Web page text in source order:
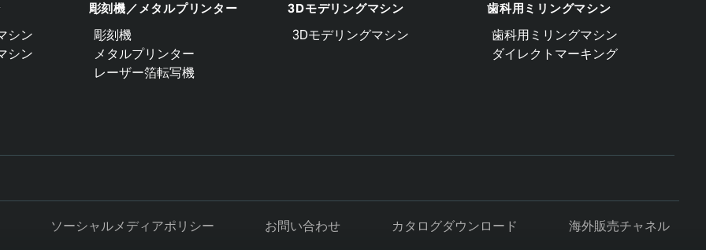
シン
シン
彫刻機／メタルプリンター
彫刻機
メタルプリンター
レーザー箔転写機
3Dモデリングマシン
3Dモデリングマシン
歯科用ミリングマシン
歯科用ミリングマシン
ダイレクトマーキング
ソーシャルメディアポリシー お問い合わせ カタログダウンロード 海外販売チャネル